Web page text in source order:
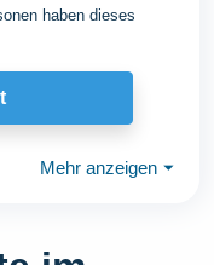
haben dieses
Mehr anzeigen ⏷